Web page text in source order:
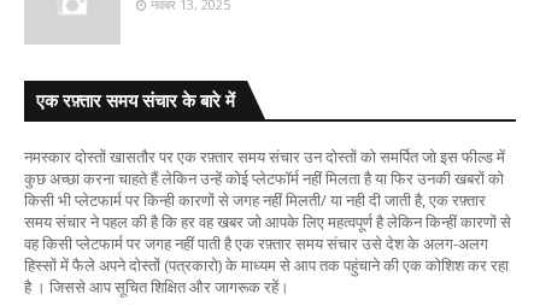
नवंबर 13, 2025
एक रफ़्तार समय संचार के बारे में
नमस्कार दोस्तों खासतौर पर एक रफ़्तार समय संचार उन दोस्तों को समर्पित जो इस फील्ड में
कुछ अच्छा करना चाहते हैं लेकिन उन्हें कोई प्लेटफॉर्म नहीं मिलता है या फिर उनकी खबरों को
किसी भी प्लेटफार्म पर किन्ही कारणों से जगह नहीं मिलती/ या नही दी जाती है, एक रफ़्तार
समय संचार ने पहल की है कि हर वह खबर जो आपके लिए महत्वपूर्ण है लेकिन किन्हीं कारणों से
वह किसी प्लेटफार्म पर जगह नहीं पाती है एक रफ़्तार समय संचार उसे देश के अलग-अलग
हिस्सों में फैले अपने दोस्तों (पत्रकारो) के माध्यम से आप तक पहुंचाने की एक कोशिश कर रहा
है । जिससे आप सूचित शिक्षित और जागरूक रहें।